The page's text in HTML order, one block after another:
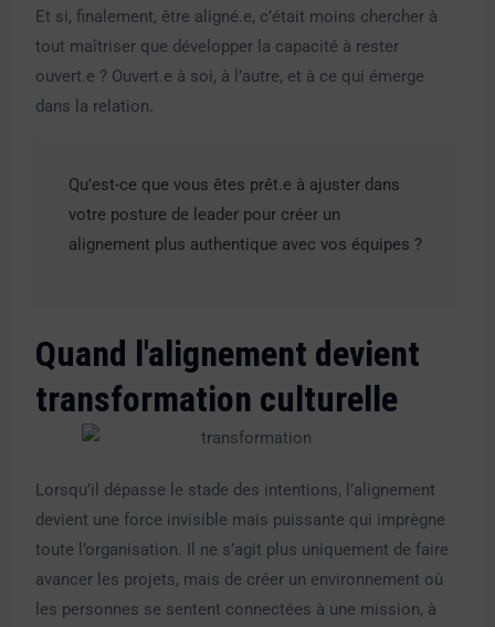
Et si, finalement, être aligné.e, c’était moins chercher à
tout maîtriser que développer la capacité à rester
ouvert.e ? Ouvert.e à soi, à l’autre, et à ce qui émerge
dans la relation.
Qu'est-ce que vous êtes prêt.e à ajuster dans
votre posture de leader pour créer un
alignement plus authentique avec vos équipes ?
Quand l'alignement devient
transformation culturelle
Lorsqu’il dépasse le stade des intentions, l’alignement
devient une force invisible mais puissante qui imprègne
toute l’organisation. Il ne s’agit plus uniquement de faire
avancer les projets, mais de créer un environnement où
les personnes se sentent connectées à une mission, à